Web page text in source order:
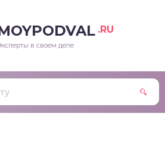
.RU
в своем деле